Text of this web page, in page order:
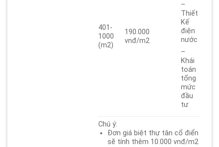
–
Thiết
Kế
điện
nước
–
Khái
toán
tổng
mức
đầu
tư
401-
1000
(m2)
190.000
vnđ/m2
Chú ý:
Đơn giá biệt thự tân cổ điển
sẽ tính thêm 10.000 vnđ/m2